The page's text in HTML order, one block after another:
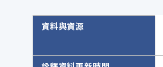
詮釋資料詳細內容
資料與資源